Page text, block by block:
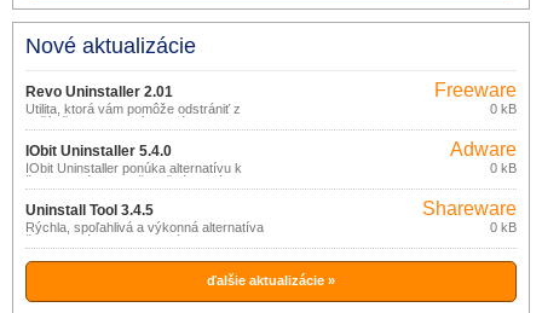
Nové aktualizácie
Revo Uninstaller 2.01
Utilita, ktorá vám pomôže odstrániť z
počítača nepotrebný softvér.
Freeware
0 kB
IObit Uninstaller 5.4.0
IObit Uninstaller ponúka alternatívu k
štandardnému deinštalačnému nástroju
systému Windows.
Adware
0 kB
Uninstall Tool 3.4.5
Rýchla, spoľahlivá a výkonná alternatíva
štandardného Windows nástroja Pridať
alebo odstrániť programy.
Shareware
0 kB
ďalšie aktualizácie »